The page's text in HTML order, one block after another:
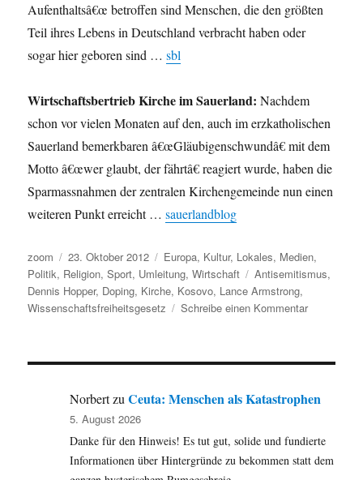
Aufenthaltsâ€œ betroffen sind Menschen, die den größten
Teil ihres Lebens in Deutschland verbracht haben oder
sogar hier geboren sind …sbl
Wirtschaftsbertrieb Kirche im Sauerland: Nachdem
schon vor vielen Monaten auf den, auch im erzkatholischen
Sauerland bemerkbaren â€œGläubigenschwundâ€ mit dem
Motto â€œwer glaubt, der fährtâ€ reagiert wurde, haben die
Sparmassnahmen der zentralen Kirchengemeinde nun einen
weiteren Punkt erreicht …sauerlandblog
Autor
zoom
Veröffentlicht
am
23. Oktober 2012 Kategorien
Europa, Kultur, Lokales, Medien,
Politik, Religion,Sport, Umleitung,Wirtschaft Schlagwörter
Antisemitismus,
Dennis Hopper, Doping, Kirche, Kosovo, Lance Armstrong,
Wissenschaftsfreiheitsgesetz
Schreibe einen Kommentarzu
einem
mit
dem
NorbertzuCeuta: Menschen als Katastrophen
5. August 2026
Danke für den Hinweis! Es tut gut, solide und fundierte
Informationen über Hintergründe zu bekommen statt dem